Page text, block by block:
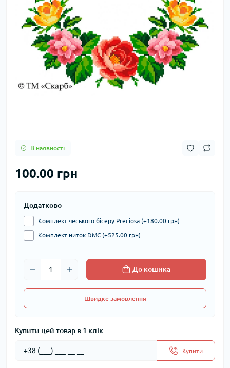
В наявності
100.00 грн
Додатково
Комплект чеського бісеру Preciosa (+180.00 грн)
Комплект ниток DMC (+525.00 грн)
До кошика
Швидке замовлення
Купити цей товар в 1 клік:
Купити